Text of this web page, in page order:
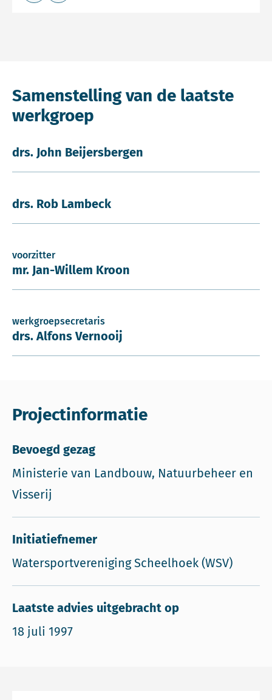
Samenstelling van de laatste
werkgroep
drs. John Beijersbergen
drs. Rob Lambeck
voorzitter
mr. Jan-Willem Kroon
werkgroepsecretaris
drs. Alfons Vernooij
Projectinformatie
Bevoegd gezag
Ministerie van Landbouw, Natuurbeheer en
Visserij
Initiatiefnemer
Watersportvereniging Scheelhoek (WSV)
Laatste advies uitgebracht op
18 juli 1997